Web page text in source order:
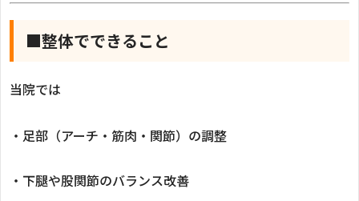
■整体でできること
当院では
・足部（アーチ・筋肉・関節）の調整
・下腿や股関節のバランス改善